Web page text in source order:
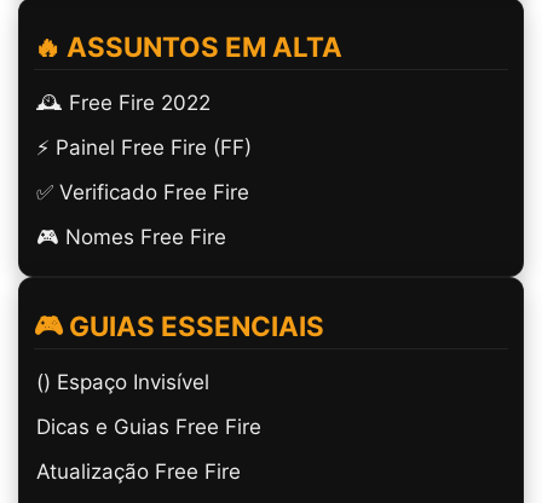
🔥 ASSUNTOS EM ALTA
🕰️ Free Fire 2022
⚡ Painel Free Fire (FF)
✅ Verificado Free Fire
🎮 Nomes Free Fire
🎮 GUIAS ESSENCIAIS
(ㅤ) Espaço Invisível
Dicas e Guias Free Fire
Atualização Free Fire